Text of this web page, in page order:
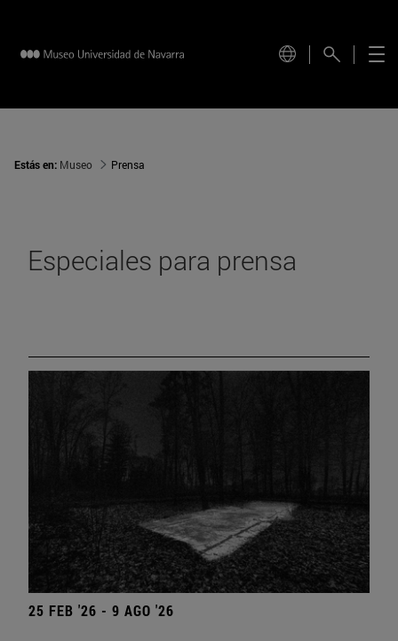
Estás en: Museo Prensa
Especiales para prensa
25 FEB '26 - 9 AGO '26